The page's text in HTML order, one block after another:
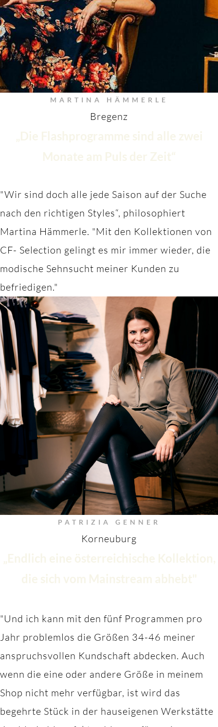
MARTINA HÄMMERLE
Bregenz
„Die Flashprogramme sind alle zwei
Monate am Puls der Zeit“
"Wir sind doch alle jede Saison auf der Suche
nach den richtigen Styles“, philosophiert
Martina Hämmerle. "Mit den Kollektionen von
CF- Selection gelingt es mir immer wieder, die
modische Sehnsucht meiner Kunden zu
befriedigen."
PATRIZIA GENNER
Korneuburg
„Endlich eine österreichische Kollektion,
die sich vom Mainstream abhebt"
"Und ich kann mit den fünf Programmen pro
Jahr problemlos die Größen 34-46 meiner
anspruchsvollen Kundschaft abdecken. Auch
wenn die eine oder andere Größe in meinem
Shop nicht mehr verfügbar, ist wird das
begehrte Stück in der hauseigenen Werkstätte